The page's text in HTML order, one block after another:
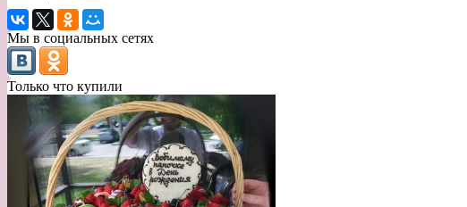
Мы в социальных сетях
Только что купили